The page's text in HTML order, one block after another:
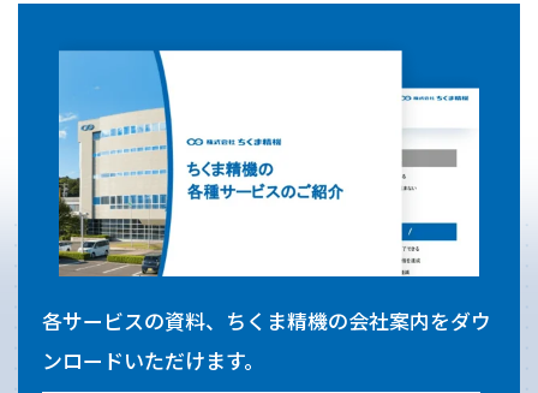
各サービスの資料、ちくま精機の会社案内をダウ
ンロードいただけます。